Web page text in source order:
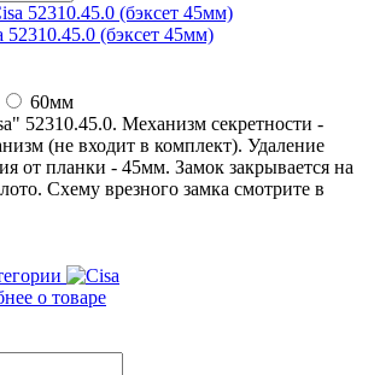
52310.45.0 (бэксет 45мм)
60мм
52310.45.0. Механизм секретности -
(не входит в комплект). Удаление
от планки - 45мм. Замок закрывается на
Схему врезного замка смотрите в
о товаре